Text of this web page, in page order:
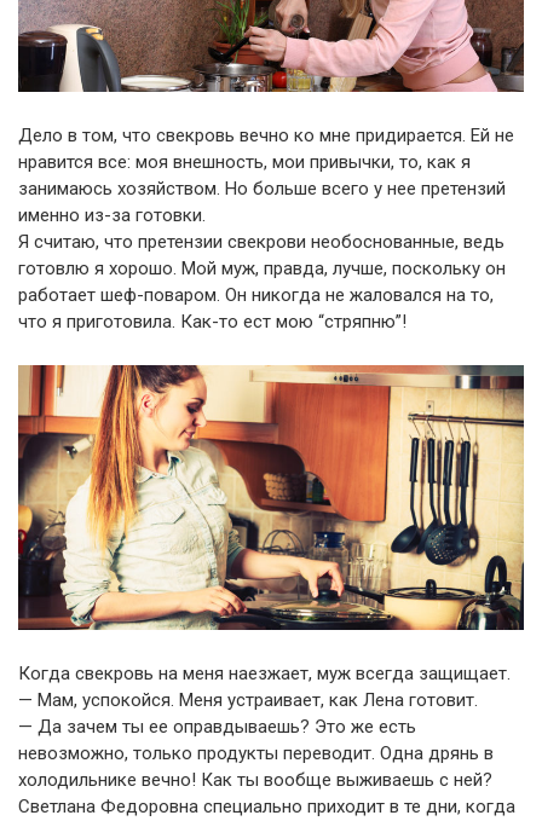
Дело в том, что свекровь вечно ко мне придирается. Ей не
нравится все: моя внешность, мои привычки, то, как я
занимаюсь хозяйством. Но больше всего у нее претензий
именно из-за готовки.
Я считаю, что претензии свекрови необоснованные, ведь
готовлю я хорошо. Мой муж, правда, лучше, поскольку он
работает шеф-поваром. Он никогда не жаловался на то,
что я приготовила. Как-то ест мою “стряпню”!
Когда свекровь на меня наезжает, муж всегда защищает.
— Мам, успокойся. Меня устраивает, как Лена готовит.
— Да зачем ты ее оправдываешь? Это же есть
невозможно, только продукты переводит. Одна дрянь в
холодильнике вечно! Как ты вообще выживаешь с ней?
Светлана Федоровна специально приходит в те дни, когда